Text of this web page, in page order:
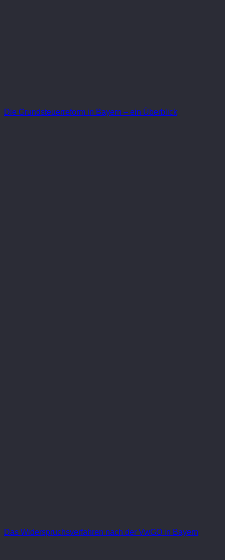
Die Grundsteuerreform in Bayern – ein Überblick
Das Widerspruchsverfahren nach der VwGO in Bayern